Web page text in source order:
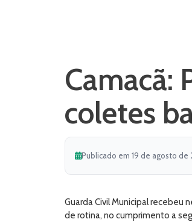
Camacã:
coletes
Publicado em 19 de agosto de
Guarda Civil Municipal recebeu
de rotina, no cumprimento a